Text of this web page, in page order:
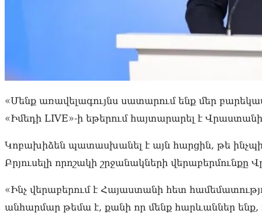
«Մենք առավելագույնս սատարում ենք մեր
«Իմեդի LIVE»-ի եթերում հայտարարել է
Կոբախիձեն պատասխանել է այն հարցին, թե
Բրյուսելի որոշակի շրջանակների
«Ինչ վերաբերում է Հայաստանի հետ
անհարմար թեմա է, քանի որ մենք հարևաններ ենք,